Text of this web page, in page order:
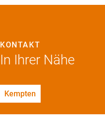
In Ihrer Nähe
KONTAKT
Kempten